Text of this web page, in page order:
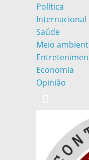
Política
Internacional
Saúde
Meio
Economia
Opinião